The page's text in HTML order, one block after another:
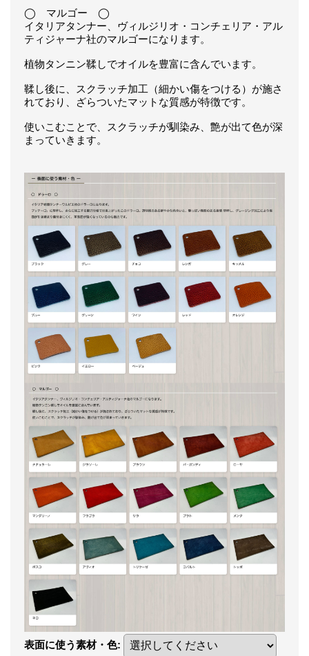
◯ マルゴー ◯
イタリアタンナー、ヴィルジリオ・コンチェリア・アル
ティジャーナ社のマルゴーになります。
植物タンニン鞣しでオイルを豊富に含んでいます。
鞣し後に、スクラッチ加工（細かい傷をつける）が施さ
れており、ざらついたマットな質感が特徴です。
使いこむことで、スクラッチが馴染み、艶が出て色が深
まっていきます。
表面に使う素材・色: